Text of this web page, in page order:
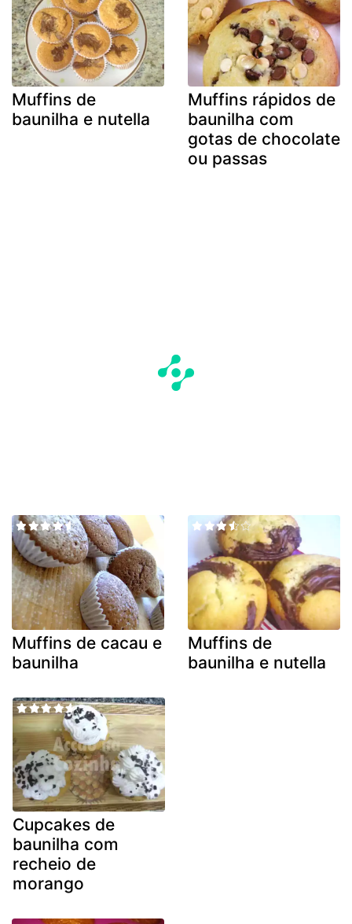
Muffins de
baunilha e nutella
Muffins rápidos de
baunilha com
gotas de chocolate
ou passas
Muffins de cacau e
baunilha
Muffins de
baunilha e nutella
Cupcakes de
baunilha com
recheio de
morango